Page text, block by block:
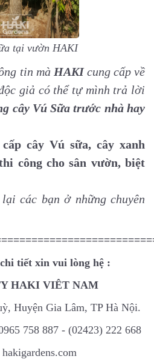
tại vườn HAKI
tin mà HAKIcung cấp về
giả có thể tự mình trả lời
cây Vú Sữa trước nhà hay
cây Vú sữa, cây xanh
công cho sân vườn, biệt
các bạn ở những chuyên
tiết xin vui lòng hệ :
HAKI VIÊT NAM
Huyện Gia Lâm, TP Hà Nội.
758 887 - (02423) 222 668